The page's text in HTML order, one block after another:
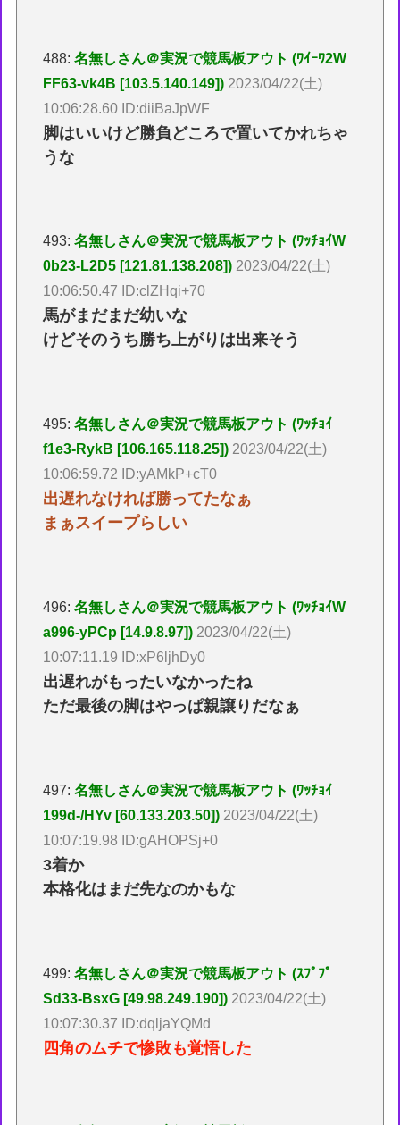
488:名無しさん＠実況で競馬板アウト (ﾜｲｰﾜ2W
FF63-vk4B [103.5.140.149]) 2023/04/22(土)
10:06:28.60 ID:diiBaJpWF
脚はいいけど勝負どころで置いてかれちゃ
うな
493:名無しさん＠実況で競馬板アウト (ﾜｯﾁｮｲW
0b23-L2D5 [121.81.138.208]) 2023/04/22(土)
10:06:50.47 ID:clZHqi+70
馬がまだまだ幼いな
けどそのうち勝ち上がりは出来そう
495:名無しさん＠実況で競馬板アウト (ﾜｯﾁｮｲ
f1e3-RykB [106.165.118.25]) 2023/04/22(土)
10:06:59.72 ID:yAMkP+cT0
出遅れなければ勝ってたなぁ
まぁスイープらしい
496:名無しさん＠実況で競馬板アウト (ﾜｯﾁｮｲW
a996-yPCp [14.9.8.97]) 2023/04/22(土)
10:07:11.19 ID:xP6ljhDy0
出遅れがもったいなかったね
ただ最後の脚はやっぱ親譲りだなぁ
497:名無しさん＠実況で競馬板アウト (ﾜｯﾁｮｲ
199d-/HYv [60.133.203.50]) 2023/04/22(土)
10:07:19.98 ID:gAHOPSj+0
3着か
本格化はまだ先なのかもな
499:名無しさん＠実況で競馬板アウト (ｽﾌﾟﾌﾟ
Sd33-BsxG [49.98.249.190]) 2023/04/22(土)
10:07:30.37 ID:dqljaYQMd
四角のムチで惨敗も覚悟した